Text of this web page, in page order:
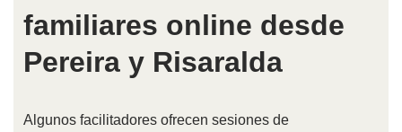
familiares online desde
Pereira y Risaralda
Algunos facilitadores ofrecen sesiones de